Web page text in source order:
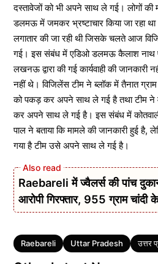
दस्तावेजों को भी अपने साथ ले गई। लोगों की
डलमऊ में जमकर भ्रष्टाचार किया जा रहा था।
लगातार की जा रही थी जिसके चलते आज
गई। इस संबंध में एडिओ डलमऊ कैलाश नाथ
लखनऊ द्वारा की गई कार्यवाही की जानकारी
नहीं थे। विजिलेंस टीम ने ब्लॉक में तैनात
को पकड़ कर अपने साथ ले गई है तथा टीम
कर अपने साथ ले गई है। इस संबंध में
पाल ने बताया कि मामले की जानकारी हुई है,
गया है टीम उसे अपने साथ ले गई है।
Raebareli में ज्वैलर्स की पांच
आरोपी गिरफ्तार, 955 ग्राम चांदी
Tags
Raebareli Uttar Pradesh उत्तर